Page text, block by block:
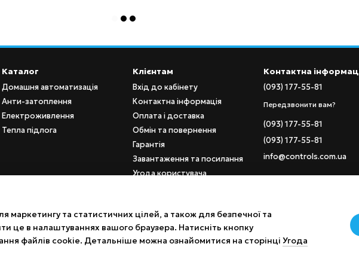
Каталог
Домашня автоматизація
Анти-затоплення
Електроживлення
Тепла підлога
Клієнтам
Вхід до кабінету
Контактна інформація
Оплата і доставка
Обмін та повернення
Гарантія
Завантаження та посилання
Угода користувача
Ми в соцмережах
Контактна
(093) 177-55-81
Передзвонити вам?
(093) 177-55-81
(093) 177-55-81
info@controls.com.ua
та статистичних цілей, а також для безпечної та
це в налаштуваннях вашого браузера. Натисніть кнопку
файлів cookie. Детальніше можна ознайомитися на сторінці Угода